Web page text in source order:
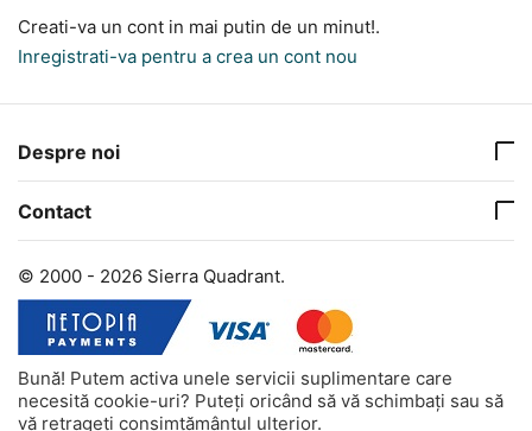
Creati-va un cont in mai putin de un minut!.
Inregistrati-va pentru a crea un cont nou
Despre noi
Contact
© 2000 - 2026 Sierra Quadrant.
Bună! Putem activa unele servicii suplimentare care
necesită cookie-uri? Puteți oricând să vă schimbați sau să
vă retrageți consimțământul ulterior.